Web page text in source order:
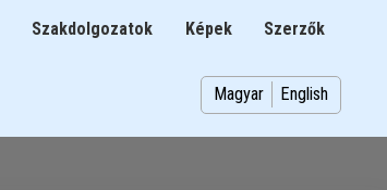
Szakdolgozatok Képek Szerzők
Magyar English